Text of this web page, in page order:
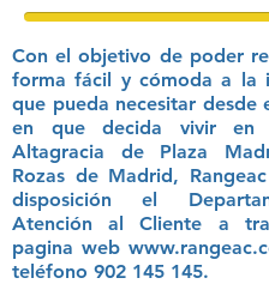
Con el objetivo de poder
forma fácil y cómoda a la
que pueda necesitar desde
en que decida vivir en
Altagracia de Plaza
Rozas de Madrid,
disposición el
Atención al Cliente a
pagina web
teléfono 902 145 145.